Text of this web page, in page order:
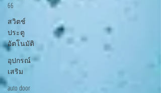
66
สวิตช์
ประตู
อัตโนมัติ
อุปกรณ์
เสริม
auto door